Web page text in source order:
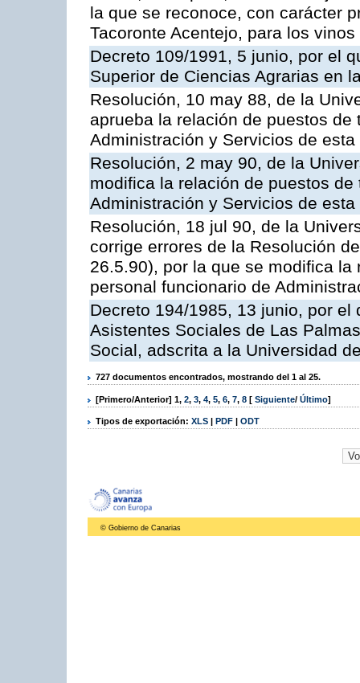
la que se reconoce, con carácter
Tacoronte Acentejo, para los
Decreto 109/1991, 5 junio, por el
Superior de Ciencias Agrarias en
Resolución, 10 may 88, de la
aprueba la relación de puestos
Administración y Servicios de
Resolución, 2 may 90, de la
modifica la relación de puestos
Administración y Servicios de
Resolución, 18 jul 90, de la
corrige errores de la Resolución
26.5.90), por la que se modifica
personal funcionario de
Decreto 194/1985, 13 junio, por
Asistentes Sociales de Las
Social, adscrita a la Universidad
727 documentos encontrados, mostrando del 1 al 25.
[Primero/Anterior] 1, 2, 3, 4, 5, 6, 7, 8 [ Siguiente/ Último]
Tipos de exportación: XLS | PDF | ODT
© Gobierno de Canarias